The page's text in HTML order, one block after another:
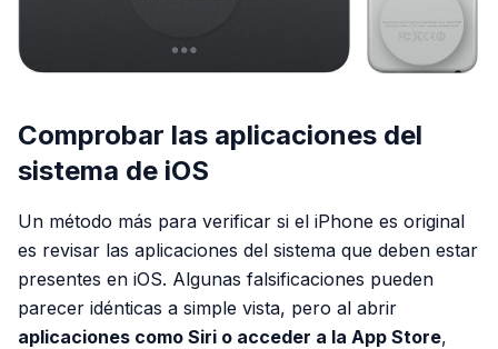
Comprobar las aplicaciones del
sistema de iOS
Un método más para verificar si el iPhone es original
es revisar las aplicaciones del sistema que deben estar
presentes en iOS. Algunas falsificaciones pueden
parecer idénticas a simple vista, pero al abrir
aplicaciones como Siri o acceder a la App Store,